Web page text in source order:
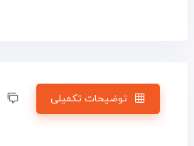
توضیحات تکمیلی